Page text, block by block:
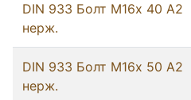
DIN 933 Болт М16х 40 А2
нерж.
DIN 933 Болт М16х 50 А2
нерж.